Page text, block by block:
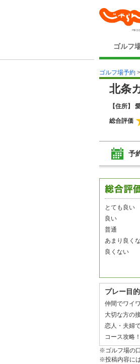
ゴルフ
ゴルフ場予約 >
北条
【住所】
総合評価
予
とても良い
良い
普通
あまり良く
良くない
プレー目的
仲間でワイ
大切な方の
恋人・夫婦
コース攻略！
※ゴルフ場の
※投稿内容に